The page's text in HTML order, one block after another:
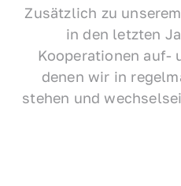
Zusätzlich zu
in den letzten
Kooperationen auf-
denen wir in
stehen und